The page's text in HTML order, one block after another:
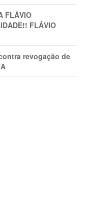
FLÁVIO
FLÁVIO
revogação de